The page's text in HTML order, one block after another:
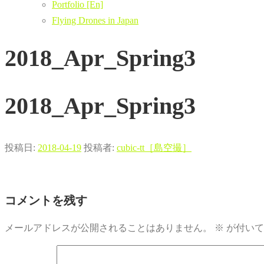
Portfolio [En]
Flying Drones in Japan
2018_Apr_Spring3
2018_Apr_Spring3
投稿日: 2018-04-19 投稿者: cubic-tt［島空撮］
コメントを残す
メールアドレスが公開されることはありません。 ※ が付い